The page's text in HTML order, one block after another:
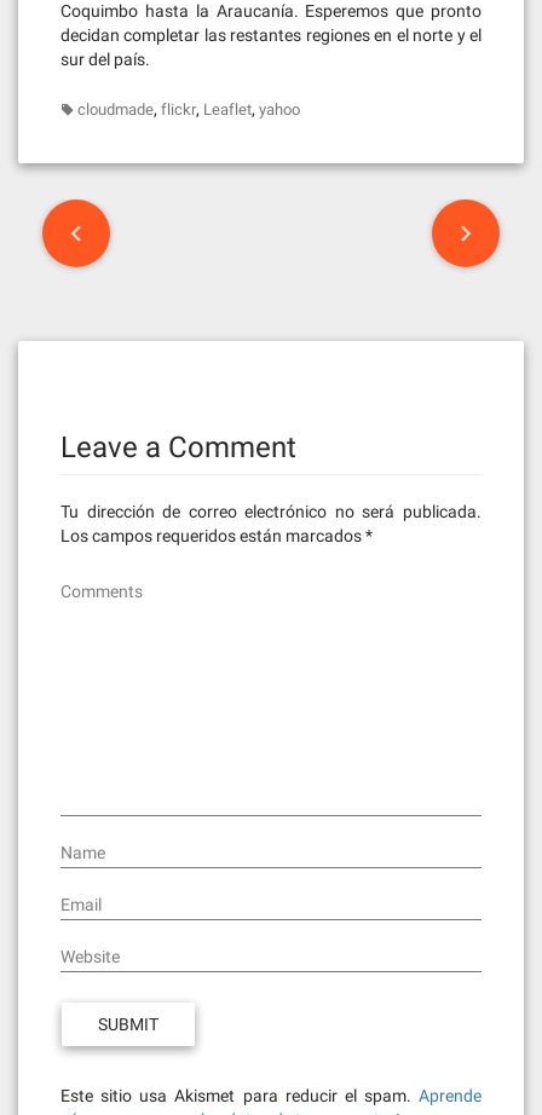
Coquimbo hasta la Araucanía. Esperemos que pronto
decidan completar las restantes regiones en el norte y el
sur del país.
cloudmade, flickr, Leaflet, yahoo
Post
navigation
Leave a Comment
Tu dirección de correo electrónico no será publicada.
Los campos requeridos están marcados*
Comments
Name
Email
Website
Este sitio usa Akismet para reducir el spam. Aprende